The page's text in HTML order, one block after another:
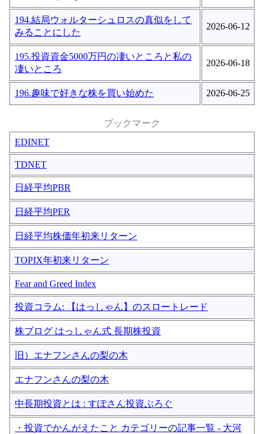
194.結局ウォルターシュロスの真似をして
みることにした
2026-06-12
195.投資資金5000万円の凄いところと私の
凄いところ
2026-06-18
196.趣味で好きな株を買い始めた 2026-06-25
ブックマーク
EDINET
TDNET
日経平均PBR
日経平均PER
日経平均株価年初来リターン
TOPIX年初来リターン
Fear and Greed Index
投資コラム: 【はっしゃん】のスロートレード
株ブログ はっしゃん式 長期株投資
旧）エナフンさんの梨の木
エナフンさんの梨の木
中長期投資とは : すぽさん投資ぶろぐ
・投資でかんがえたこと カテゴリーの記事一覧 - 大河